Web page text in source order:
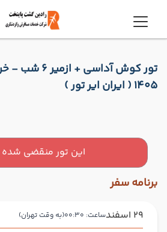
تور کوش آداسی +
1405 ( ایران ایر تور )
این تور منقضی
برنامه سفر
29 اسفند ساعت: 00:30 (به وقت تهران)